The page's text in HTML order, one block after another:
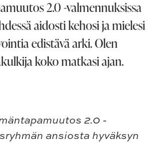
2.0 -valmennuksissa
aidosti kehosi ja mielesi
edistävä arki. Olen
koko matkasi ajan.
2.0 -
ansiosta hyväksyn